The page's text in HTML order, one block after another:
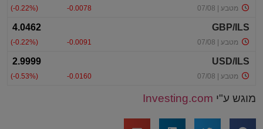
מוגש ע"י Investing.com